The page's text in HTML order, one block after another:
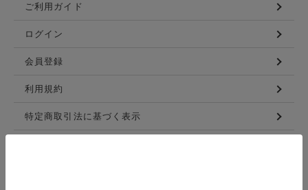
ご利用ガイド
ログイン
会員登録
利用規約
特定商取引法に基づく表示